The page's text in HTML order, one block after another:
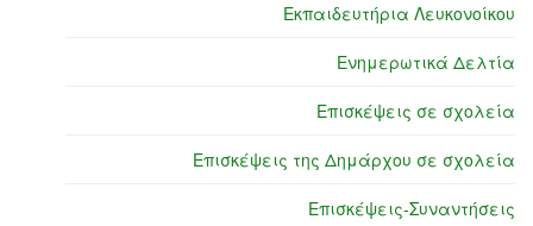
Εκπαιδευτήρια Λευκονοίκου
Ενημερωτικά Δελτία
Επισκέψεις σε σχολεία
Επισκέψεις της Δημάρχου σε σχολεία
Επισκέψεις-Συναντήσεις